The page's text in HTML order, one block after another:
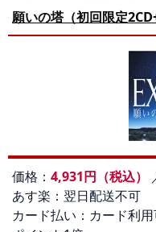
願いの塔（初回限定
価格： 4,931円（税込）
あす楽：翌日配送不可
カード払い：カード利